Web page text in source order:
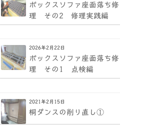
ボックスソファ座面落ち修
理 その2 修理実践編
2026年2月22日
ボックスソファ座面落ち修
理 その1 点検編
2021年2月15日
桐ダンスの削り直し①